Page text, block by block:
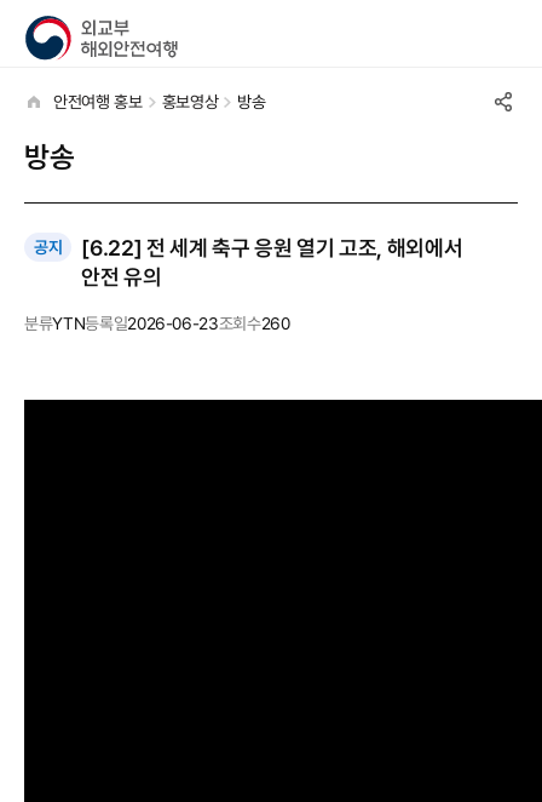
안전여행 홍보 홍보영상 방송
방송
공지
[6.22] 전 세계 축구 응원 열기 고조, 해외에서
안전 유의
분류YTN등록일2026-06-23조회수260